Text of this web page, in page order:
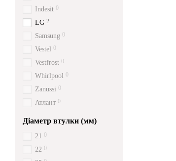
Indesit 0
LG 2
Samsung 0
Vestel 0
Vestfrost 0
Whirlpool 0
Zanussi 0
Атлант 0
Діаметр втулки (мм)
21 0
22 0